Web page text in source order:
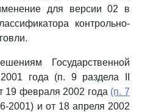
для версии 02 в
контрольно-
Государственной
года (п. 9 раздела II
19 февраля 2002 года (п. 7
2001) и от 18 апреля 2002